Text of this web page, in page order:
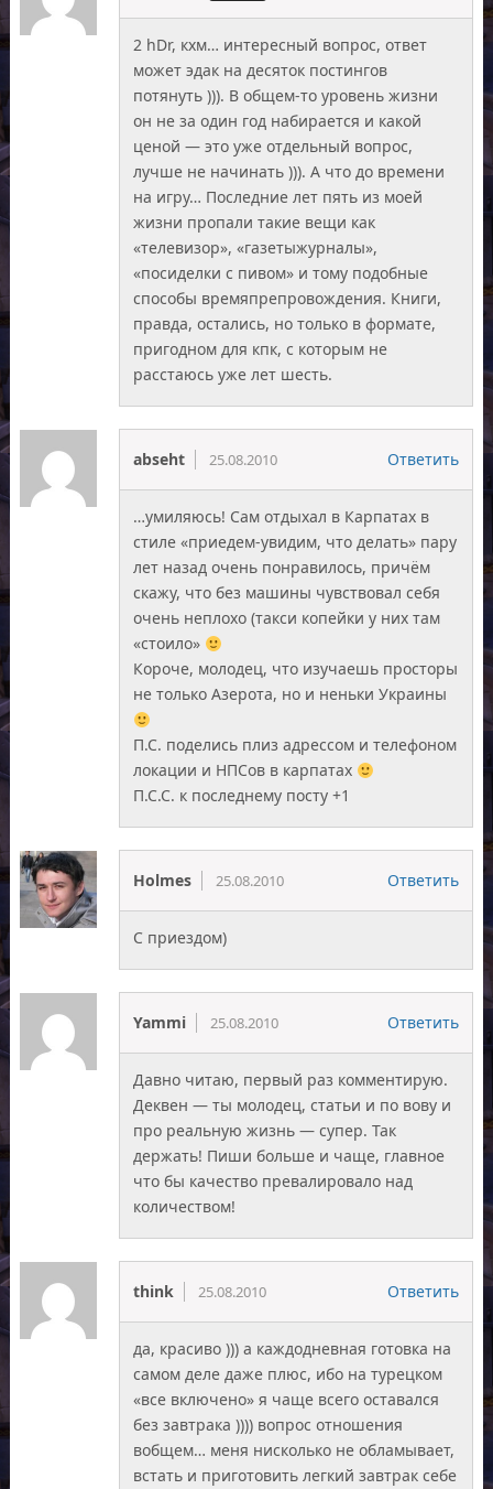
2 hDr, кхм… интересный вопрос, ответ
может эдак на десяток постингов
потянуть ))). В общем-то уровень жизни
он не за один год набирается и какой
ценой — это уже отдельный вопрос,
лучше не начинать ))). А что до времени
на игру… Последние лет пять из моей
жизни пропали такие вещи как
«телевизор», «газетыжурналы»,
«посиделки с пивом» и тому подобные
способы времяпрепровождения. Книги,
правда, остались, но только в формате,
пригодном для кпк, с которым не
расстаюсь уже лет шесть.
abseht 25.08.2010 Ответить
…умиляюсь! Сам отдыхал в Карпатах в
стиле «приедем-увидим, что делать» пару
лет назад очень понравилось, причём
скажу, что без машины чувствовал себя
очень неплохо (такси копейки у них там
«стоило»
Короче, молодец, что изучаешь просторы
не только Азерота, но и неньки Украины
П.С. поделись плиз адрессом и телефоном
локации и НПСов в карпатах
П.С.С. к последнему посту +1
Holmes 25.08.2010 Ответить
С приездом)
Yammi 25.08.2010 Ответить
Давно читаю, первый раз комментирую.
Деквен — ты молодец, статьи и по вову и
про реальную жизнь — супер. Так
держать! Пиши больше и чаще, главное
что бы качество превалировало над
количеством!
think 25.08.2010 Ответить
да, красиво ))) а каждодневная готовка на
самом деле даже плюс, ибо на турецком
«все включено» я чаще всего оставался
без завтрака )))) вопрос отношения
вобщем… меня нисколько не обламывает,
встать и приготовить легкий завтрак себе